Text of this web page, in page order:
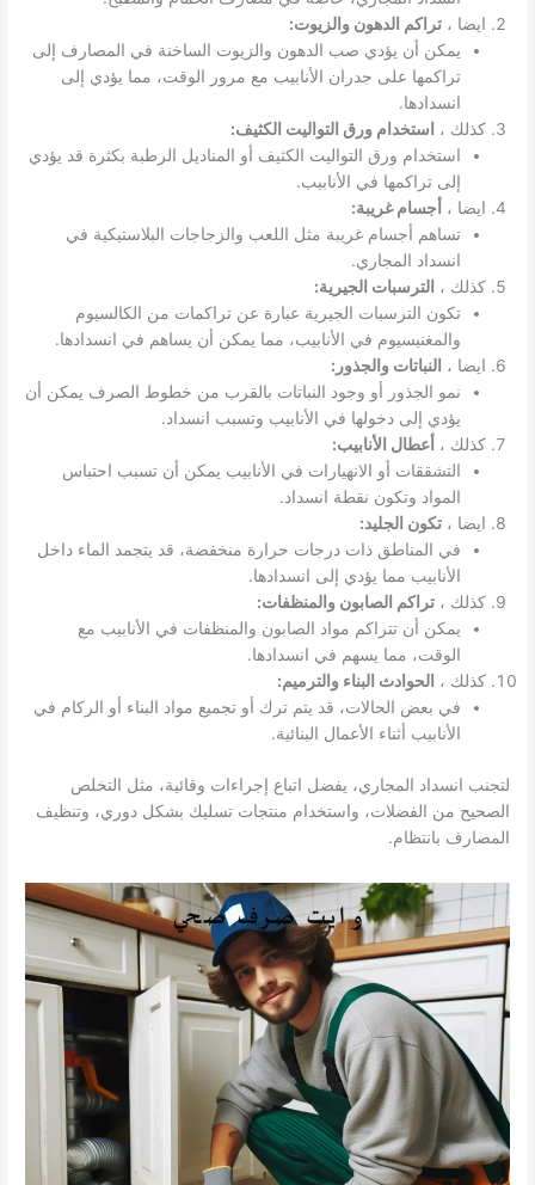
ايضا ،تراكم الدهون والزيوت:
يمكن أن يؤدي صب الدهون والزيوت الساخنة في المصارف إلى
تراكمها على جدران الأنابيب مع مرور الوقت، مما يؤدي إلى
انسدادها.
كذلك ،
استخدام ورق التواليت الكثيف:
استخدام ورق التواليت الكثيف أو المناديل الرطبة بكثرة قد يؤدي
إلى تراكمها في الأنابيب.
ايضا ،
أجسام غريبة:
تساهم أجسام غريبة مثل اللعب والزجاجات البلاستيكية في
انسداد المجاري.
كذلك ، الترسبات الجيرية:
تكون الترسبات الجيرية عبارة عن تراكمات من الكالسيوم
والمغنيسيوم في الأنابيب، مما يمكن أن يساهم في انسدادها.
ايضا ، النباتات والجذور:
نمو الجذور أو وجود النباتات بالقرب من خطوط الصرف يمكن أن
يؤدي إلى دخولها في الأنابيب وتسبب انسداد.
كذلك ، أعطال الأنابيب:
التشققات أو الانهيارات في الأنابيب يمكن أن تسبب احتباس
المواد وتكون نقطة انسداد.
ايضا ،تكون الجليد:
في المناطق ذات درجات حرارة منخفضة، قد يتجمد الماء داخل
الأنابيب مما يؤدي إلى انسدادها.
كذلك ،تراكم الصابون والمنظفات:
يمكن أن تتراكم مواد الصابون والمنظفات في الأنابيب مع
الوقت، مما يسهم في انسدادها.
كذلك ، الحوادث البناء والترميم:
في بعض الحالات، قد يتم ترك أو تجميع مواد البناء أو الركام في
الأنابيب أثناء الأعمال البنائية.
لتجنب انسداد المجاري، يفضل اتباع إجراءات وقائية، مثل التخلص
الصحيح من الفضلات، واستخدام منتجات تسليك بشكل دوري، وتنظيف
المصارف بانتظام.